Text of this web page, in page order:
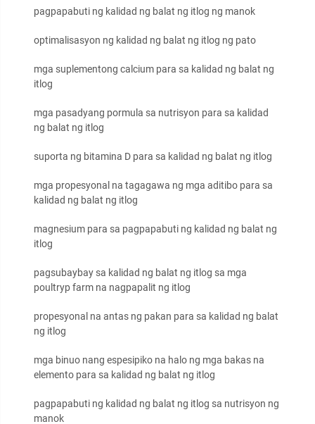
pagpapabuti ng kalidad ng balat ng itlog ng manok
optimalisasyon ng kalidad ng balat ng itlog ng pato
mga suplementong calcium para sa kalidad ng balat ng
itlog
mga pasadyang pormula sa nutrisyon para sa kalidad
ng balat ng itlog
suporta ng bitamina D para sa kalidad ng balat ng itlog
mga propesyonal na tagagawa ng mga aditibo para sa
kalidad ng balat ng itlog
magnesium para sa pagpapabuti ng kalidad ng balat ng
itlog
pagsubaybay sa kalidad ng balat ng itlog sa mga
poultryp farm na nagpapalit ng itlog
propesyonal na antas ng pakan para sa kalidad ng balat
ng itlog
mga binuo nang espesipiko na halo ng mga bakas na
elemento para sa kalidad ng balat ng itlog
pagpapabuti ng kalidad ng balat ng itlog sa nutrisyon ng
manok